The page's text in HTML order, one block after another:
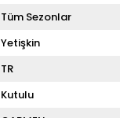
Tüm Sezonlar
Yetişkin
TR
Kutulu